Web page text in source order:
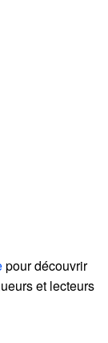
pour découvrir
et lecteurs